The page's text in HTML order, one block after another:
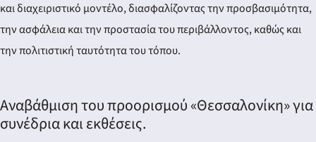
και διαχειριστικό μοντέλο, διασφαλίζοντας την προσβασιμότητα,
την ασφάλεια και την προστασία του περιβάλλοντος, καθώς και
την πολιτιστική ταυτότητα του τόπου.
Αναβάθμιση του προορισμού «Θεσσαλονίκη» για
συνέδρια και εκθέσεις.